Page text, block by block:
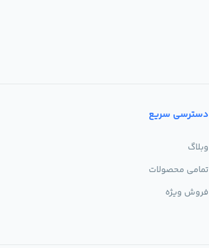
دسترسی سریع
وبلاگ
تمامی محصولات
فروش ویژه